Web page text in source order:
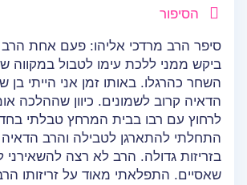
הסיפור
סיפר הרב מרדכי אליהו: פעם אחת הרב
ביקש ממני ללכת עימו לטבול במקווה
השחר כהרגלו. באותו זמן אני הייתי בן
הדאיה קרוב לשמונים. כיוון שההלכה
לרחוץ עם רבו בבית המרחץ טבלתי
התחלתי להתארגן לטבילה והרב הדאיה
בזריזות גדולה. הרב לא רצה להשאירני
שאסיים. התפלאתי מאוד על זריזותו